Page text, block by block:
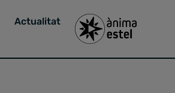
Actualitat